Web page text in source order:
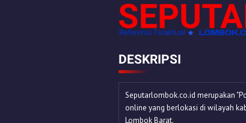
DESKRIPSI
Seputarlombok.co.id merupakan
online yang berlokasi di wilayah
Lombok Barat.